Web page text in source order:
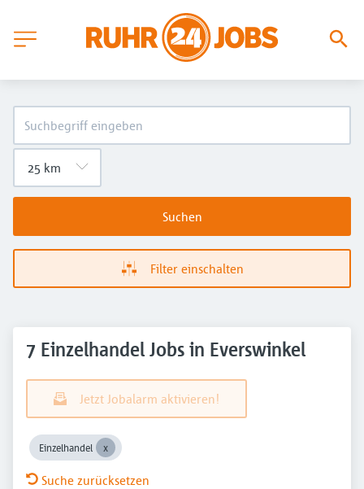
Suchen
Filter einschalten
7 Einzelhandel Jobs in Everswinkel
Jetzt Jobalarm aktivieren!
Einzelhandel
Suche zurücksetzen